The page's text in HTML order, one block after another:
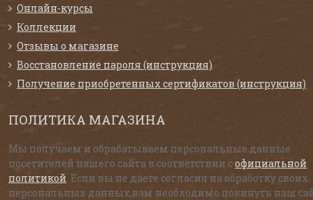
Онлайн-курсы
Коллекции
Отзывы о магазине
Восстановление пароля (инструкция)
Получение приобретенных сертификатов (инструкция)
ПОЛИТИКА МАГАЗИНА
Мы получаем и обрабатываем персональные данные
посетителей нашего сайта в соответствии софициальной
политикой . Если вы не даете согласия на обработку своих
персональных данных,вам необходимо покинуть наш